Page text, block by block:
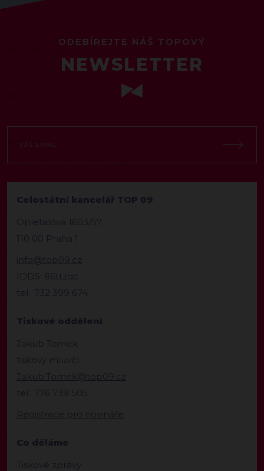
ODEBÍREJTE NÁŠ TOPOVÝ
NEWSLETTER
Celostátní kancelář TOP 09
Opletalova 1603/57
110 00 Praha 1
info@top09.cz
IDDS: 86ttzqc
tel.: 732 399 674
Tiskové oddělení
Jakub Tomek
tiskový mluvčí
Jakub.Tomek@top09.cz
tel.: 776 739 505
Registrace pro novináře
Co děláme
Tiskové zprávy